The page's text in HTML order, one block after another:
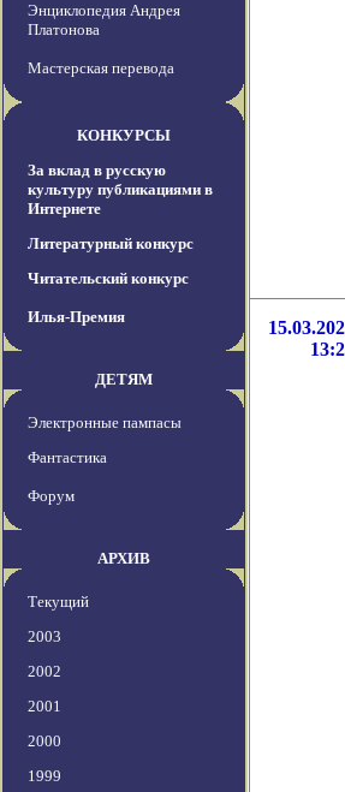
Энциклопедия Андрея
Платонова
Мастерская перевода
КОНКУРСЫ
За вклад в русскую
культуру публикациями в
Интернете
Литературный конкурс
Читательский конкурс
Илья-Премия
ДЕТЯМ
Электронные пампасы
Фантастика
Форум
АРХИВ
Текущий
2003
2002
2001
2000
1999